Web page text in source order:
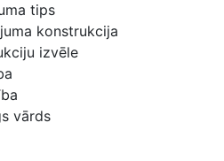
tips
konstrukcija
izvēle
vārds